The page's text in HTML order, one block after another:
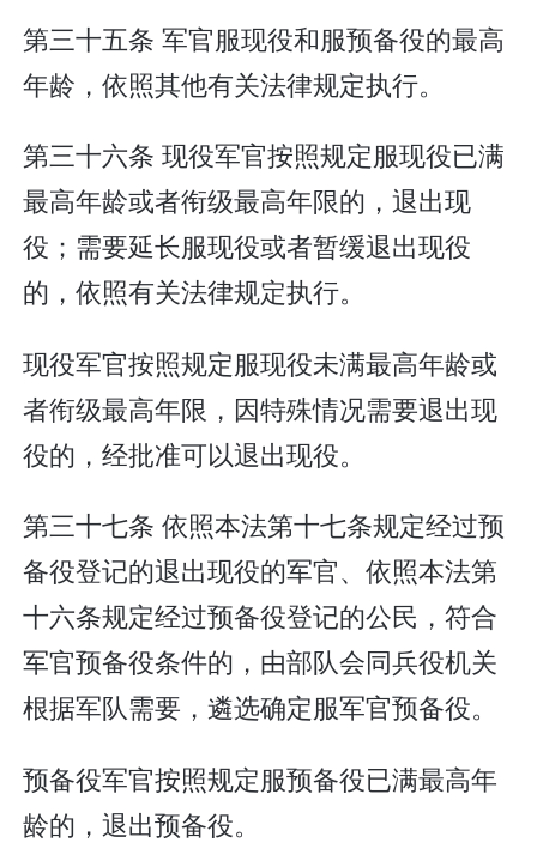
第三十五条 军官服现役和服预备役的最高
年龄，依照其他有关法律规定执行。
第三十六条 现役军官按照规定服现役已满
最高年龄或者衔级最高年限的，退出现
役；需要延长服现役或者暂缓退出现役
的，依照有关法律规定执行。
现役军官按照规定服现役未满最高年龄或
者衔级最高年限，因特殊情况需要退出现
役的，经批准可以退出现役。
第三十七条 依照本法第十七条规定经过预
备役登记的退出现役的军官、依照本法第
十六条规定经过预备役登记的公民，符合
军官预备役条件的，由部队会同兵役机关
根据军队需要，遴选确定服军官预备役。
预备役军官按照规定服预备役已满最高年
龄的，退出预备役。